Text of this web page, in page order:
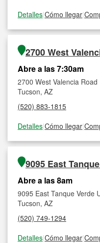
Detalles|Cómo llegar|
2700 West
Abre a las 7:30am
2700 West Valencia Road
Tucson, AZ
(520) 883-1815
Detalles|Cómo llegar|
9095 East
Abre a las 8am
9095 East Tanque Verde
Tucson, AZ
(520) 749-1294
Detalles|Cómo llegar|